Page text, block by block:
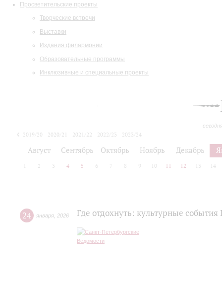
Просветительские проекты
Творческие встречи
Выставки
Издания филармонии
Образовательные программы
Инклюзивные и специальные проекты
2019/20 2020/21 2021/22 2022/23
2023/24
Август Сентябрь Октябрь Ноябрь Декабрь
2 3 4 5 6 7 8 9 10 11 12 13 14
24 января 2026 Где отдохнуть: культурные события